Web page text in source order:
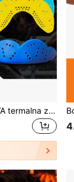
Najbolje ocijenjena EVA termalna zaštita za zube/Sportska zaštitna oprema/Pribor za borilačke vještine, Otporna na toplinu -20°C~80°C, Protuklizna, Prozračna, Otporna na udarce, Za MMA trening/Borilačke vještine/Natjecanja Pokloni (1-5 kom)